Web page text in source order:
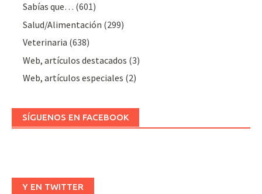
Sabías que… (601)
Salud/Alimentación (299)
Veterinaria (638)
Web, artículos destacados (3)
Web, artículos especiales (2)
SÍGUENOS EN FACEBOOK
Y EN TWITTER